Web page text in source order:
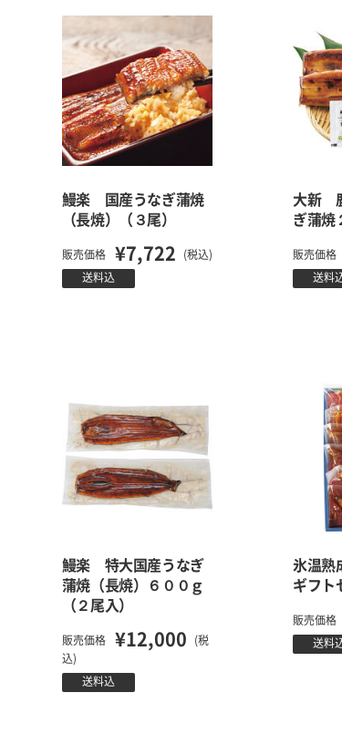
鰻楽 国産うなぎ蒲焼
（長焼）（３尾）
販売価格 ¥7,722 (税込)
送料込
大新
ぎ蒲焼
販売価格
送料
鰻楽 特大国産うなぎ
蒲焼（長焼）６００ｇ
（２尾入）
販売価格 ¥12,000
(税
込)
送料込
氷温
ギフト
販売価格
送料